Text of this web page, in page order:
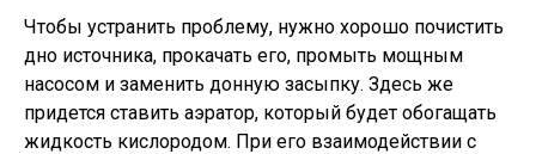
Чтобы устранить проблему, нужно хорошо почистить
дно источника, прокачать его, промыть мощным
насосом и заменить донную засыпку. Здесь же
придется ставить аэратор, который будет обогащать
жидкость кислородом. При его взаимодействии с